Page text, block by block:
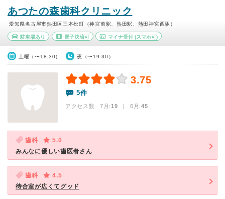
あつたの森歯科クリニック
愛知県名古屋市熱田区三本松町（神宮前駅、熱田駅、熱田神宮西駅）
駐車場あり 電子決済可 マイナ受付 (スマホ可)
土曜（〜18:30） 夜（〜19:30）
3.75
5件
アクセス数 7月:19 | 6月:45
歯科
5.0
みんなに優しい歯医者さん
歯科
4.5
待合室が広くてグッド